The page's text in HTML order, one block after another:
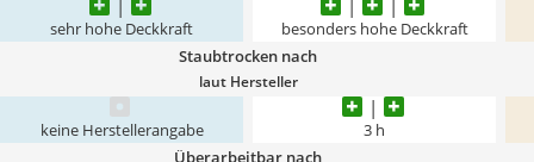
sehr hohe Deckkraft besonders hohe Deckkraft
Staubtrocken nach
laut Hersteller
keine Herstellerangabe 3 h
Überarbeitbar nach